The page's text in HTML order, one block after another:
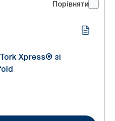
Порівняти
Xpress® зі